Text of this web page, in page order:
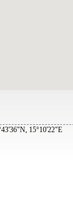
15°10'22"E